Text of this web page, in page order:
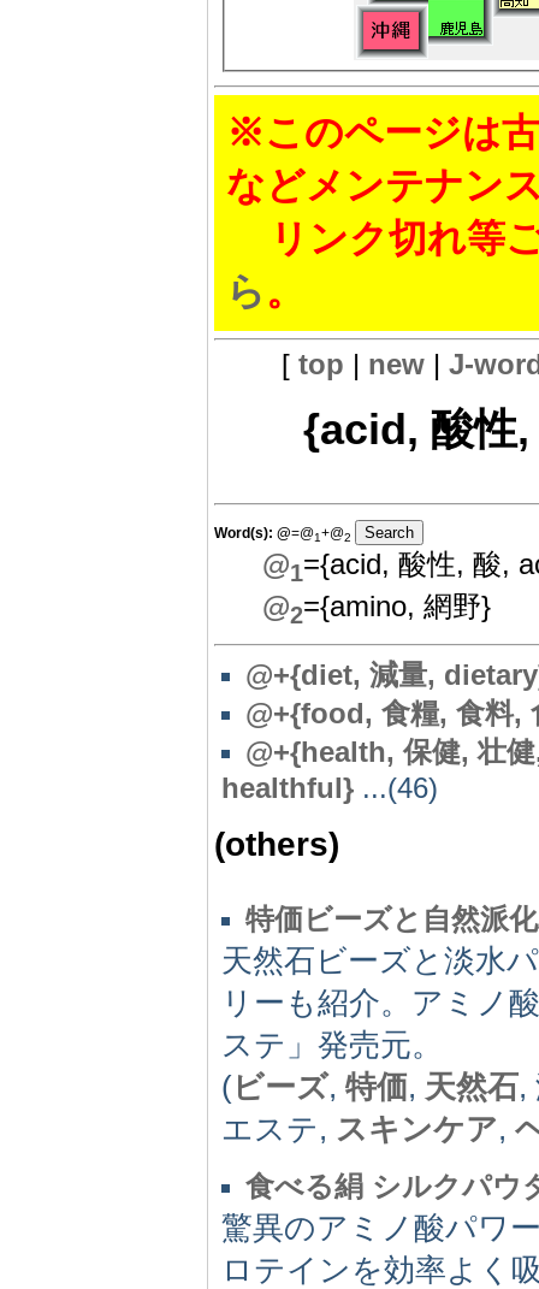
※このページは
などメンテナン
リンク切れ等
ら。
[ top | new| J-
{acid, 酸性
Word(s): @=@1+@2
@1={acid, 酸性, 酸,
@2={amino, 網野}
@+{diet, 減量,
@+{food, 食糧, 食料,
@+{health, 保健, 壮
healthful} ...(46)
(others)
特価ビーズと自然派
天然石ビーズと淡水
リーも紹介。アミノ
ステ」発売元。
(ビーズ, 特価, 天然石,
エステ, スキンケア,
食べる絹 シルクパウ
驚異のアミノ酸パワ
ロテインを効率よく